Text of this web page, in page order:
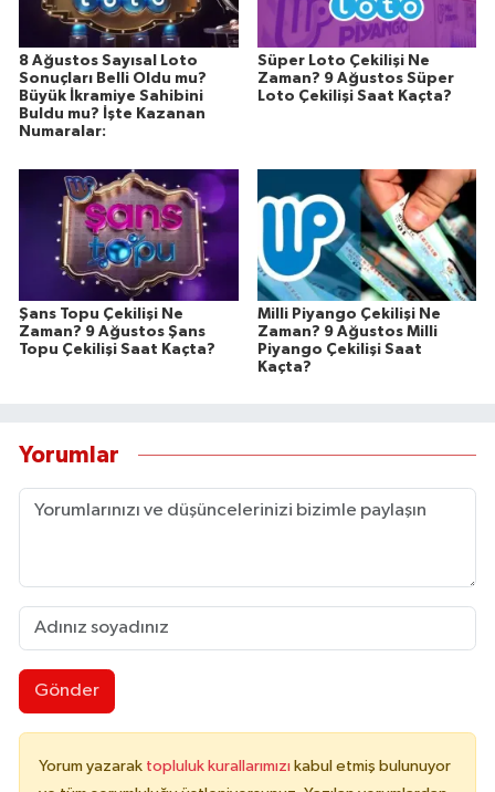
8 Ağustos Sayısal Loto
Sonuçları Belli Oldu mu?
Büyük İkramiye Sahibini
Buldu mu? İşte Kazanan
Numaralar:
Süper Loto Çekilişi Ne
Zaman? 9 Ağustos Süper
Loto Çekilişi Saat Kaçta?
Şans Topu Çekilişi Ne
Zaman? 9 Ağustos Şans
Topu Çekilişi Saat Kaçta?
Milli Piyango Çekilişi Ne
Zaman? 9 Ağustos Milli
Piyango Çekilişi Saat
Kaçta?
Yorumlar
Gönder
Yorum yazarak topluluk kurallarımızı kabul etmiş bulunuyor